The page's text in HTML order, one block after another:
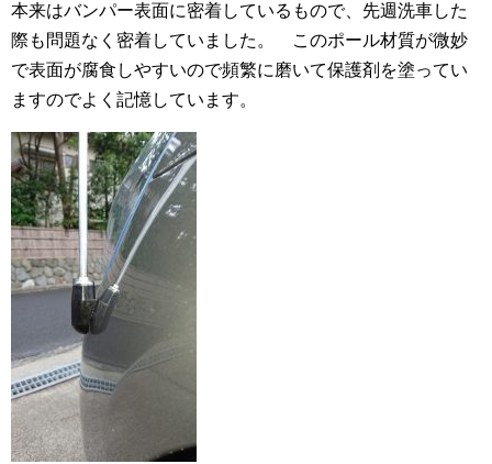
本来はバンパー表面に密着しているもので、先週洗車した
際も問題なく密着していました。 このポール材質が微妙
で表面が腐食しやすいので頻繁に磨いて保護剤を塗ってい
ますのでよく記憶しています。